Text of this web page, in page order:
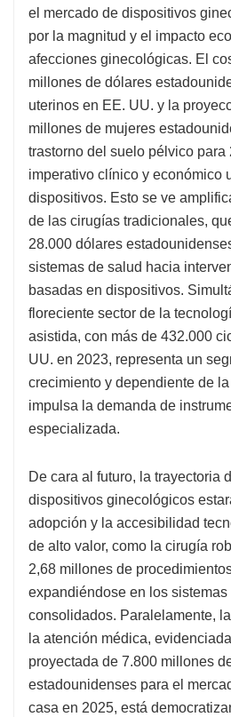
el mercado de dispositivos
por la magnitud y el impacto
afecciones ginecológicas. El
millones de dólares
uterinos en EE. UU. y la
millones de mujeres
trastorno del suelo pélvico para
imperativo clínico y económico
dispositivos. Esto se ve
de las cirugías tradicionales,
28.000 dólares
sistemas de salud hacia
basadas en dispositivos.
floreciente sector de la
asistida, con más de 432.000
UU. en 2023, representa un
crecimiento y dependiente de
impulsa la demanda de
especializada.
De cara al futuro, la trayectoria
dispositivos ginecológicos
adopción y la accesibilidad
de alto valor, como la cirugía
2,68 millones de
expandiéndose en los sistemas
consolidados. Paralelamente,
la atención médica,
proyectada de 7.800 millones
estadounidenses para el
casa en 2025, está